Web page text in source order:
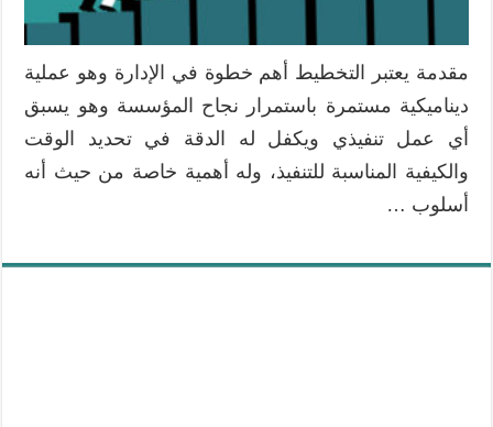
مقدمة يعتبر التخطيط أهم خطوة في الإدارة وهو عملية
ديناميكية مستمرة باستمرار نجاح المؤسسة وهو يسبق
أي عمل تنفيذي ويكفل له الدقة في تحديد الوقت
والكيفية المناسبة للتنفيذ، وله أهمية خاصة من حيث أنه
أسلوب …